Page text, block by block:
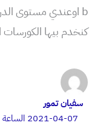
كنخدم بيها الكورسات
سفيان تمور
2021-04-07 الساعة 12:27 ص